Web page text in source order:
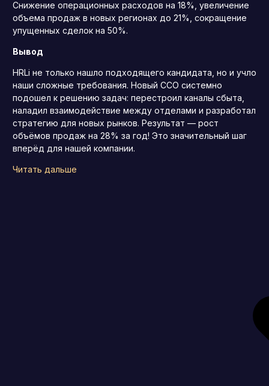
Снижение операционных расходов на 18%, увеличение
объема продаж в новых регионах до 21%, сокращение
упущенных сделок на 50%.
Вывод
HRLi не только нашло подходящего кандидата, но и учло
наши сложные требования. Новый CCO системно
подошел к решению задач: перестроил каналы сбыта,
наладил взаимодействие между отделами и разработал
стратегию для новых рынков. Результат — рост
объёмов продаж на 28% за год! Это значительный шаг
вперёд для нашей компании.
Читать дальше